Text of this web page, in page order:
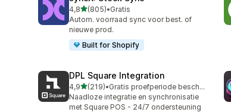
4,8van 5 sterren
(805)
805 recensies in totaal
•Gratis
Autom. voorraad sync voor best. of
nieuwe prod.
Built for Shopify
DPL Square Integration
4,9van 5 sterren
(219)
219 recensies in totaal
•
Gratis proefperiode beschikbaar
Naadloze integratie en synchronisatie
met Square POS - 24/7 ondersteuning